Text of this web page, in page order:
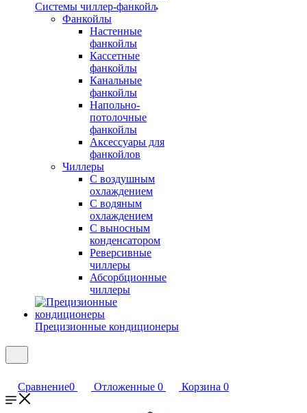
Системы чиллер-фанкойл
Фанкойлы
Настенные
фанкойлы
Кассетные
фанкойлы
Канальные
фанкойлы
Напольно-
потолочные
фанкойлы
Аксессуары для
фанкойлов
Чиллеры
С воздушным
охлаждением
С водяным
охлаждением
С выносным
конденсатором
Реверсивные
чиллеры
Абсорбционные
чиллеры
Прецизионные кондиционеры
Сравнение0 Отложенные 0 Корзина 0